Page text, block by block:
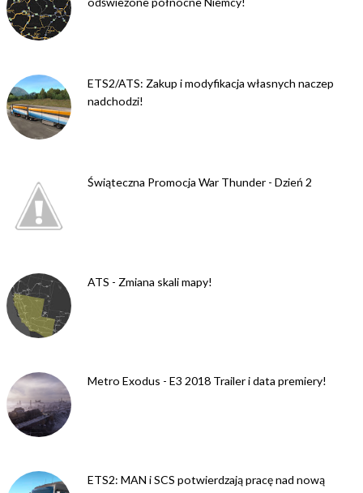
ETS2/ATS: Zakup i modyfikacja własnych naczep
nadchodzi!
Świąteczna Promocja War Thunder - Dzień 2
ATS - Zmiana skali mapy!
Metro Exodus - E3 2018 Trailer i data premiery!
ETS2: MAN i SCS potwierdzają pracę nad nową